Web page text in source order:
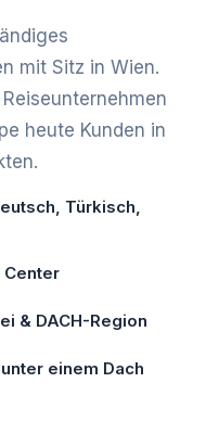
mit Sitz in Wien.
heute Kunden in
Türkisch,
Center
& DACH-Region
einem Dach